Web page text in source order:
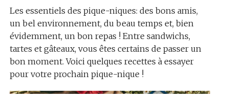
Les essentiels des pique-niques: des bons amis,
un bel environnement, du beau temps et, bien
évidemment, un bon repas ! Entre sandwichs,
tartes et gâteaux, vous êtes certains de passer un
bon moment. Voici quelques recettes à essayer
pour votre prochain pique-nique !